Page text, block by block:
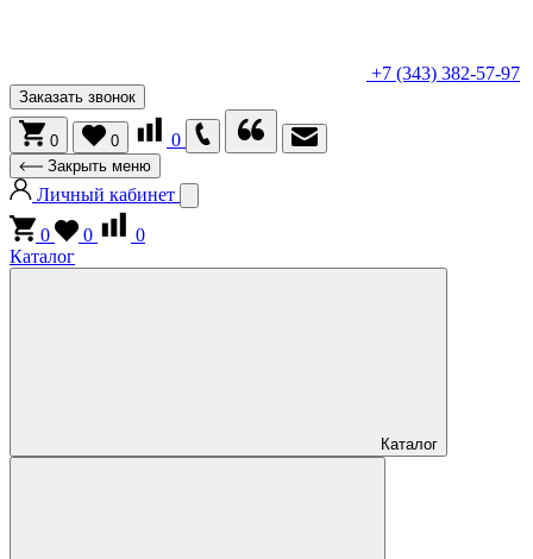
+7 (343) 382-57-97
Заказать звонок
0 0 0
Закрыть меню
Личный кабинет
0
0
0
Каталог
Каталог